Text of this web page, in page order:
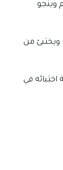
وينجو
ويختبئ من
في